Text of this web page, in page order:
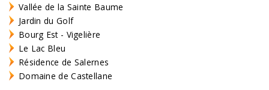
Vallée de la Sainte Baume
Jardin du Golf
Bourg Est - Vigelière
Le Lac Bleu
Résidence de Salernes
Domaine de Castellane